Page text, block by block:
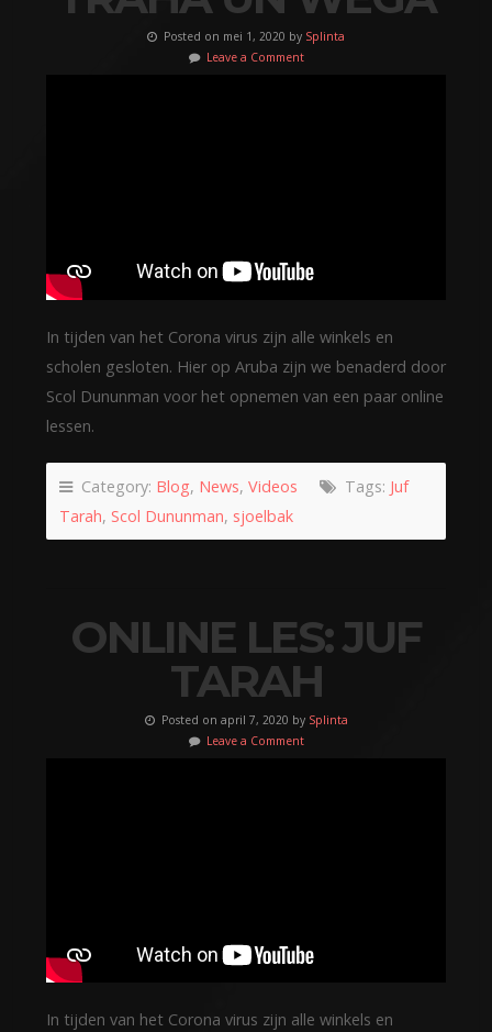
Posted on mei 1, 2020 by Splinta
Leave a Comment
In tijden van het Corona virus zijn alle winkels en
scholen gesloten. Hier op Aruba zijn we benaderd door
Scol Dununman voor het opnemen van een paar online
lessen.
Category: Blog, News, Videos Tags: Juf
Tarah, Scol Dununman, sjoelbak
ONLINE LES: JUF
TARAH
Posted on april 7, 2020 by Splinta
Leave a Comment
In tijden van het Corona virus zijn alle winkels en